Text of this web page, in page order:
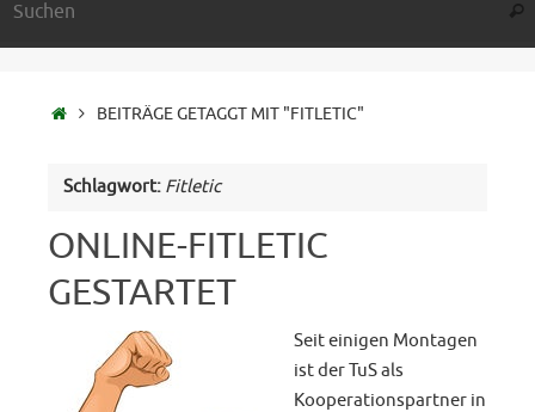
STARTSEITE
BEITRÄGE GETAGGT MIT "FITLETIC"
Schlagwort: Fitletic
ONLINE-FITLETIC
GESTARTET
Seit einigen Montagen
ist der TuS als
Kooperationspartner in